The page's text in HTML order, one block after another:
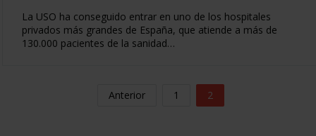
La USO ha conseguido entrar en uno de los hospitales
privados más grandes de España, que atiende a más de
130.000 pacientes de la sanidad…
Anterior 1 2